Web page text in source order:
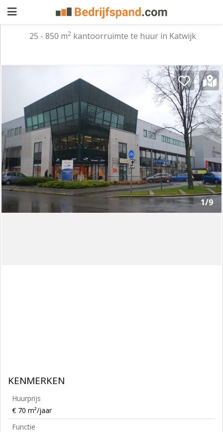
zoeken
Waarom
adverteren
Premium
adverteren
Blog
Registreren
Login
25 - 850 m2kantoorruimte te huur in Katwijk
1/9
KENMERKEN
Huurprijs
€ 70 m²/jaar
Functie